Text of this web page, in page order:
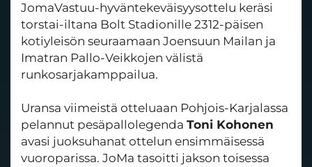
JomaVastuu-hyväntekeväisyysottelu keräsi
torstai-iltana Bolt Stadionille 2312-päisen
kotiyleisön seuraamaan Joensuun Mailan ja
Imatran Pallo-Veikkojen välistä
runkosarjakamppailua.
Uransa viimeistä otteluaan Pohjois-Karjalassa
pelannut pesäpallolegenda Toni Kohonen
avasi juoksuhanat ottelun ensimmäisessä
vuoroparissa. JoMa tasoitti jakson toisessa